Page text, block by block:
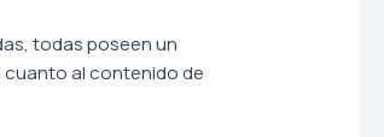
todas poseen un
cuanto al contenido de